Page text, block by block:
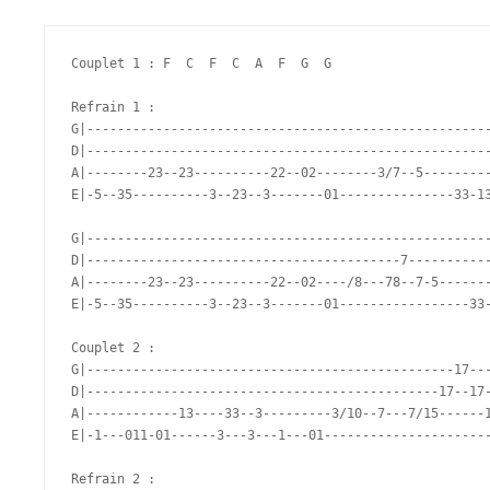
Couplet 1 : F  C  F  C  A  F  G  G
Refrain 1 :
A|--------23--23----------22--02--------3/7--
E|-5--35----------3--23--3-------01---------------33-
D|-----------------------------------------
A|--------23--23----------22--02----/8---78--7-
E|-5--35----------3--23--3-------01-----------------
Couplet 2 :
G|------------------------------------------------
D|----------------------------------------------17--
A|------------13----33--3---------3/10--7---7/
E|-1---011-01------3---3---1---
Refrain 2 :